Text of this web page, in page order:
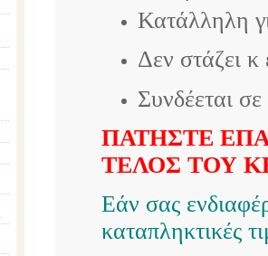
Κατάλληλη
Δεν στάζει κ
Συνδέεται
ΠΑΤΗΣΤΕ
ΤΕΛΟΣ ΤΟΥ
Εάν σας
καταπληκτικές